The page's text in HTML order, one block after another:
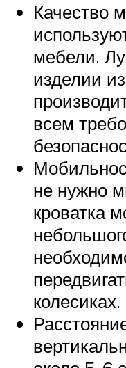
Качество
мебели.
изделии
всем
не нужно
кроватка
колесиках.